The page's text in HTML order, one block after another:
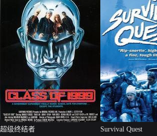
超级终结者
Survival Quest